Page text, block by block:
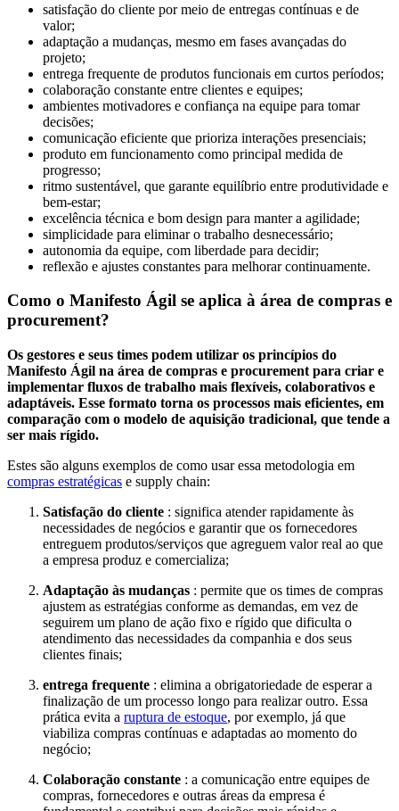
satisfação do cliente por meio de entregas contínuas e de
valor;
adaptação a mudanças, mesmo em fases avançadas do
projeto;
entrega frequente de produtos funcionais em curtos períodos;
colaboração constante entre clientes e equipes;
ambientes motivadores e confiança na equipe para tomar
decisões;
comunicação eficiente que prioriza interações presenciais;
produto em funcionamento como principal medida de
progresso;
ritmo sustentável, que garante equilíbrio entre produtividade e
bem-estar;
excelência técnica e bom design para manter a agilidade;
simplicidade para eliminar o trabalho desnecessário;
autonomia da equipe, com liberdade para decidir;
reflexão e ajustes constantes para melhorar continuamente.
Como o Manifesto Ágil se aplica à área de compras e
procurement?
Os gestores e seus times podem utilizar os princípios do
Manifesto Ágil na área de compras e procurement para criar e
implementar fluxos de trabalho mais flexíveis, colaborativos e
adaptáveis. Esse formato torna os processos mais eficientes, em
comparação com o modelo de aquisição tradicional, que tende a
ser mais rígido.
Estes são alguns exemplos de como usar essa metodologia em
compras estratégicas e supply chain:
Satisfação do cliente : significa atender rapidamente às
necessidades de negócios e garantir que os fornecedores
entreguem produtos/serviços que agreguem valor real ao que
a empresa produz e comercializa;
Adaptação às mudanças : permite que os times de compras
ajustem as estratégias conforme as demandas, em vez de
seguirem um plano de ação fixo e rígido que dificulta o
atendimento das necessidades da companhia e dos seus
clientes finais;
entrega frequente : elimina a obrigatoriedade de esperar a
finalização de um processo longo para realizar outro. Essa
prática evita a ruptura de estoque, por exemplo, já que
viabiliza compras contínuas e adaptadas ao momento do
negócio;
Colaboração constante : a comunicação entre equipes de
compras, fornecedores e outras áreas da empresa é